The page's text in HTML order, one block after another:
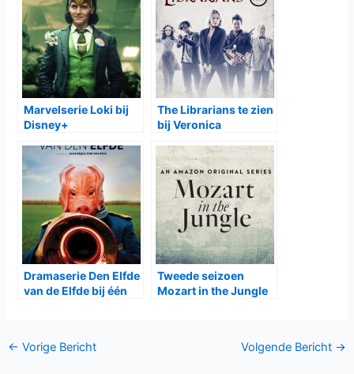
Marvelserie Loki bij
Disney+
The Librarians te zien
bij Veronica
Dramaserie Den Elfde
van de Elfde bij één
Tweede seizoen
Mozart in the Jungle
Bericht
← Vorige Bericht Volgende Bericht →